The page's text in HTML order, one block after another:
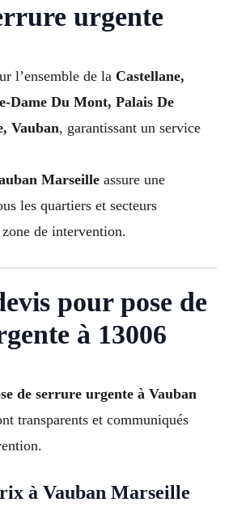
urgente
l’ensemble de la Castellane,
Dame Du Mont, Palais De
Vauban, garantissant un service
Marseille assure une
les quartiers et secteurs
de intervention.
pour pose de
à 13006
de serrure urgente à Vauban
transparents et communiqués
à Vauban Marseille